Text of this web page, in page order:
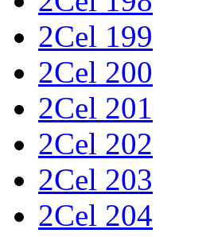
2Cel 199
2Cel 200
2Cel 201
2Cel 202
2Cel 203
2Cel 204